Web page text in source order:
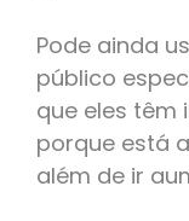
Pode ainda
público
que eles têm
porque está
além de ir